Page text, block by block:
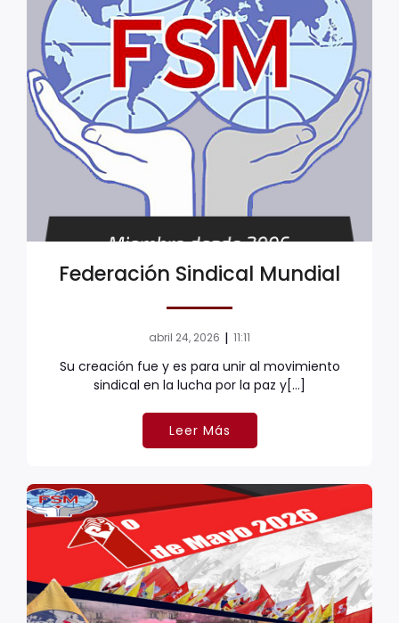
Federación Sindical Mundial
abril 24, 2026 | 11:11
Su creación fue y es para unir al movimiento
sindical en la lucha por la paz y[…]
Leer Más